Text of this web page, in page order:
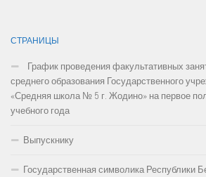
СТРАНИЦЫ
График проведения факультативных
среднего образования Государственного
«Средняя школа № 5 г. Жодино» на первое
учебного года
Выпускнику
Государственная символика Республики